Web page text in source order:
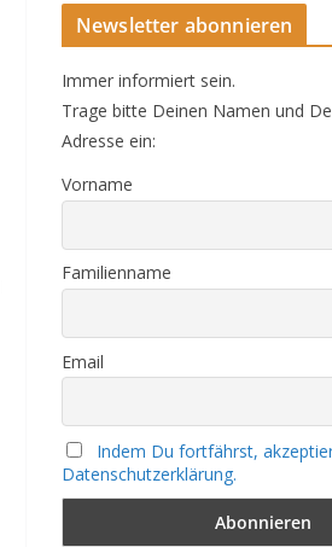
Newsletter abonnieren
Immer informiert sein.
Trage bitte Deinen Namen und
Adresse ein:
Vorname
Familienname
Email
Indem Du fortfährst,
Datenschutzerklärung.